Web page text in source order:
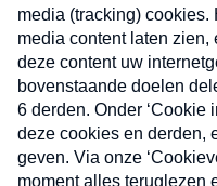
Nieuwsbrief
Neem hier een gratis